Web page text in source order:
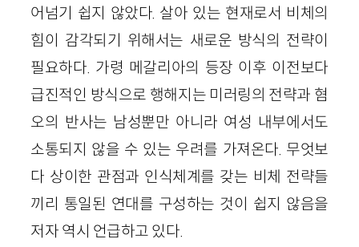
어넘기 쉽지 않았다. 살아 있는 현재로서 비체의
힘이 감각되기 위해서는 새로운 방식의 전략이
필요하다. 가령 메갈리아의 등장 이후 이전보다
급진적인 방식으로 행해지는 미러링의 전략과 혐
오의 반사는 남성뿐만 아니라 여성 내부에서도
소통되지 않을 수 있는 우려를 가져온다. 무엇보
다 상이한 관점과 인식체계를 갖는 비체 전략들
끼리 통일된 연대를 구성하는 것이 쉽지 않음을
저자 역시 언급하고 있다.